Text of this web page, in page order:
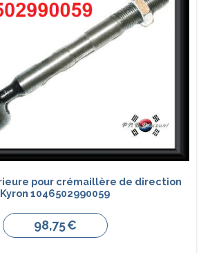
pour crémaillère de direction
Kyron 1046502990059
98,75€